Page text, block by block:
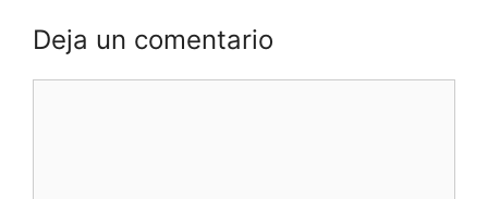
Deja un comentario